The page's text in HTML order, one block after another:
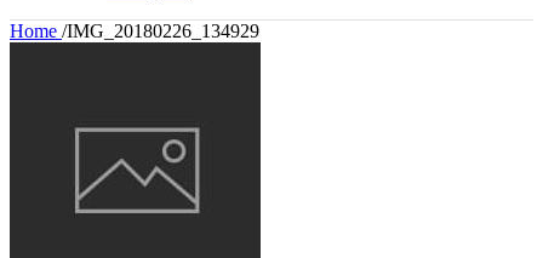
Home /IMG_20180226_134929